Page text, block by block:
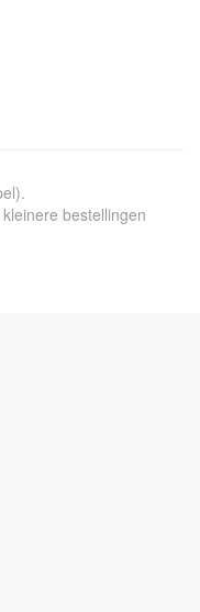
kleinere bestellingen